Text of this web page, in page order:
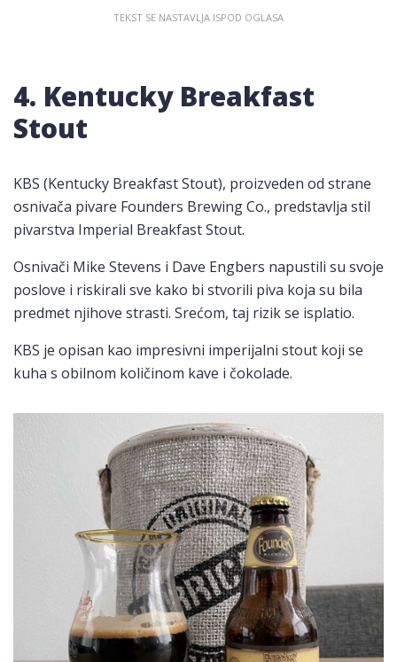
4. Kentucky Breakfast
Stout
KBS (Kentucky Breakfast Stout), proizveden od strane
osnivača pivare Founders Brewing Co., predstavlja stil
pivarstva Imperial Breakfast Stout.
Osnivači Mike Stevens i Dave Engbers napustili su svoje
poslove i riskirali sve kako bi stvorili piva koja su bila
predmet njihove strasti. Srećom, taj rizik se isplatio.
KBS je opisan kao impresivni imperijalni stout koji se
kuha s obilnom količinom kave i čokolade.